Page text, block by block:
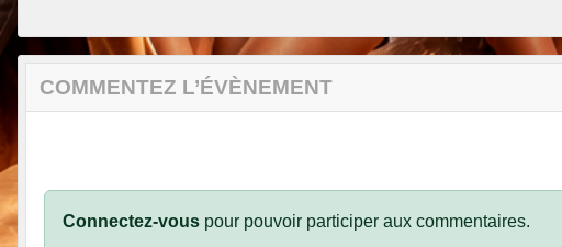
COMMENTEZ L’ÉVÈNEMENT
Connectez-vous pour pouvoir participer aux commentaires.